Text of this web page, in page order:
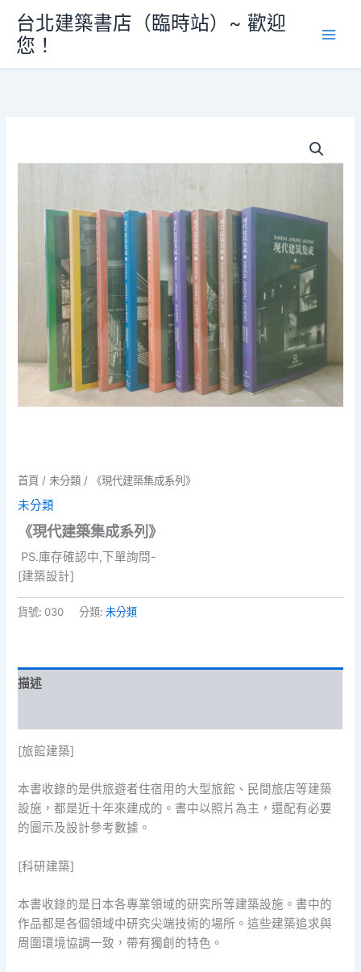
要
台北建築書店（臨時站）~ 歡迎
您！
首頁 / 未分類 / 《現代建築集成系列》
未分類
《現代建築集成系列》
PS.庫存確認中,下單詢問-
[建築設計]
貨號: 030 分類:未分類
描述
[旅館建築]
本書收錄的是供旅遊者住宿用的大型旅館、民間旅店等建築
設施，都是近十年來建成的。書中以照片為主，還配有必要
的圖示及設計參考數據。
[科研建築]
本書收錄的是日本各專業領域的研究所等建築設施。書中的
作品都是各個領域中研究尖端技術的場所。這些建築追求與
周圍環境協調一致，帶有獨創的特色。